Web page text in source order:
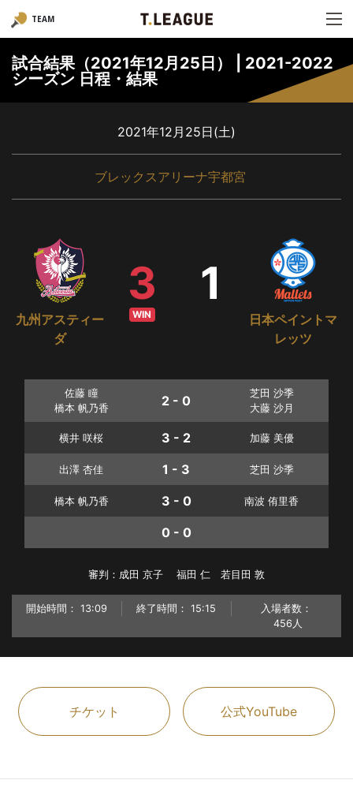
TEAM
試合結果（2021年12月25日） | 2021-2022
シーズン 日程・結果
2021年12月25日(土)
ブレックスアリーナ宇都宮
九州アスティー
ダ
3
WIN
日本ペイントマ
レッツ
1
佐藤 瞳
橋本 帆乃香
2 - 0
芝田 沙季
大藤 沙月
横井 咲桜 3 - 2 加藤 美優
出澤 杏佳 1 - 3 芝田 沙季
橋本 帆乃香 3 - 0 南波 侑里香
0 - 0
審判：成田 京子 福田 仁 若目田 敦
開始時間： 13:09 終了時間： 15:15
入場者数：
456人
チケット 公式YouTube